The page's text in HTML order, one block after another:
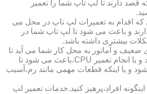
که قصد دارند تا لپ تاپ شما را تعمیر
اقدام به تعمیرات لپ تاپ در محل می
دارند و باعث می شود تا لپ تاپ شما در
بیشتری داشته باشد.
ضعیف و آماتور به محل کار شما می آید تا
تعمیر لپ تاپ انجام دهد و با انجام تعمیر CPU،باعث می شود تا
و یا اینکه قطعات مهمی مانند رم،آسیب
اینگونه افراد،پرهیز کنید.خدمات تعمیر لپ